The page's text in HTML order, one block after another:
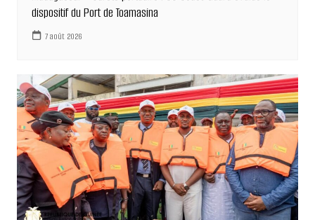
dispositif du Port de Toamasina
7 août 2026